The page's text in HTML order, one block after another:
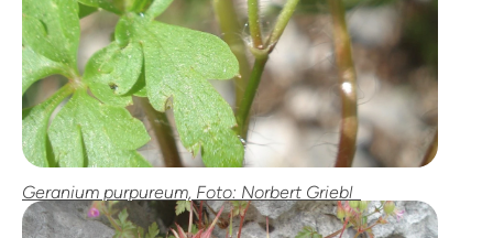
Geranium purpureum, Foto: Norbert Griebl